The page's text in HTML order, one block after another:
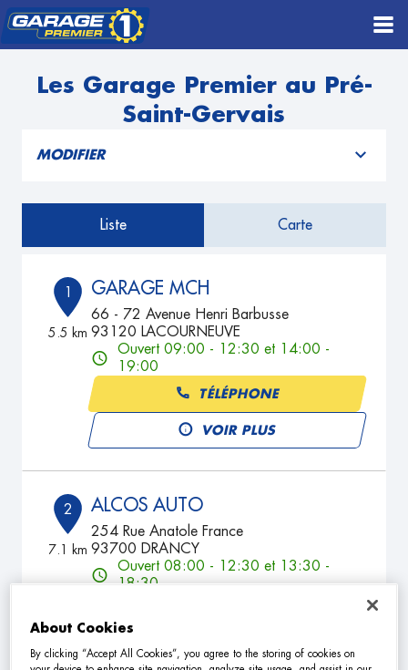
Les Garage Premier au Pré-
Saint-Gervais
MODIFIER
Liste Carte
1
5.5 km
GARAGE MCH
66 - 72 Avenue Henri Barbusse
93120 LACOURNEUVE
Ouvert 09:00 - 12:30 et 14:00 -
19:00
TÉLÉPHONE
VOIR PLUS
2
7.1 km
ALCOS AUTO
254 Rue Anatole France
93700 DRANCY
Ouvert 08:00 - 12:30 et 13:30 -
18:30
VOIR PLUS
About Cookies
By clicking “Accept All Cookies”, you agree to the storing of cookies on